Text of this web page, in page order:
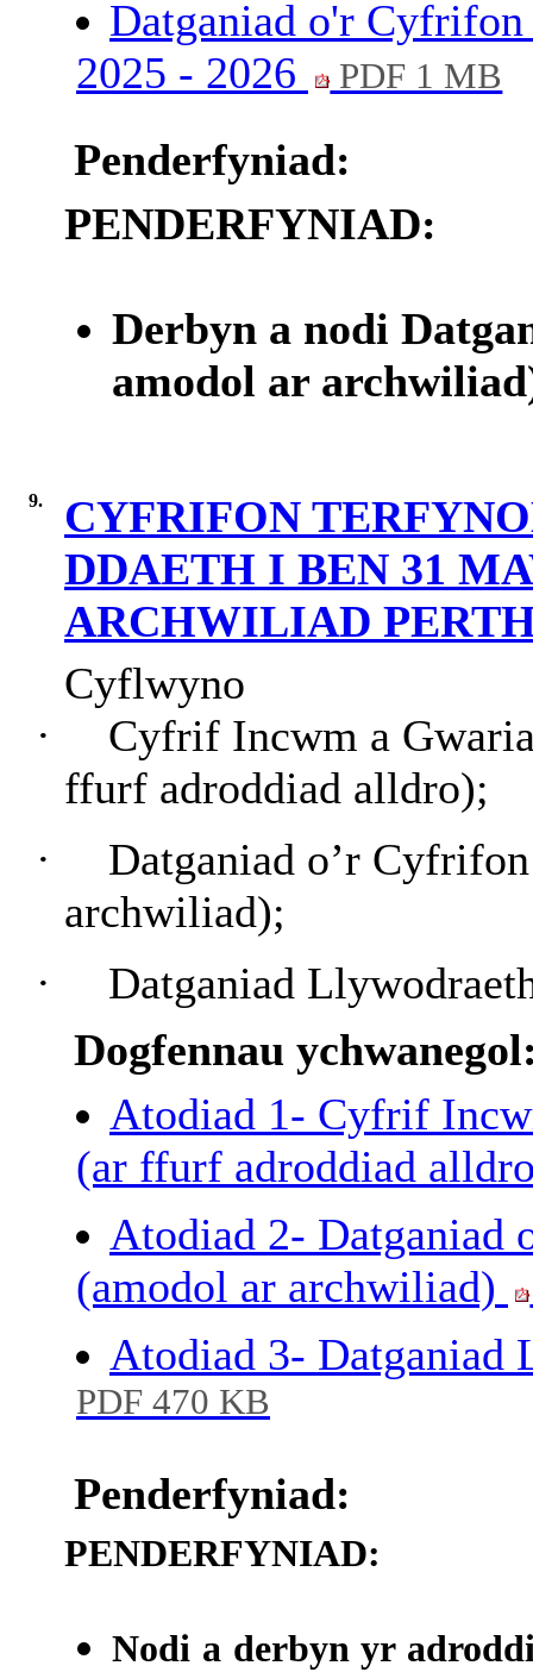
Datganiad o'r
2025 - 2026
PDF 1 MB
Penderfyniad:
PENDERFYNIAD:
Derbyn a nodi
amodol ar
9.
CYFRIFON
DDAETH I BEN 31
ARCHWILIAD
Cyflwyno
·
Cyfrif Incwm a
ffurf adroddiad alldro);
·
Datganiad o’r
archwiliad);
·
Datganiad
Dogfennau
Atodiad 1- Cyfrif
(ar ffurf adroddiad
Atodiad 2- Datganiad
(amodol ar archwiliad)
Atodiad 3-
PDF 470 KB
Penderfyniad:
PENDERFYNIAD:
Nodi a derbyn yr